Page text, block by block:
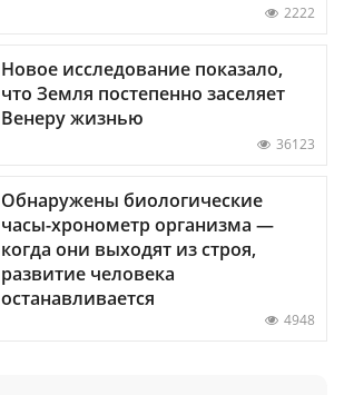
2222
Новое исследование показало,
что Земля постепенно заселяет
Венеру жизнью
36123
Обнаружены биологические
часы-хронометр организма —
когда они выходят из строя,
развитие человека
останавливается
4948